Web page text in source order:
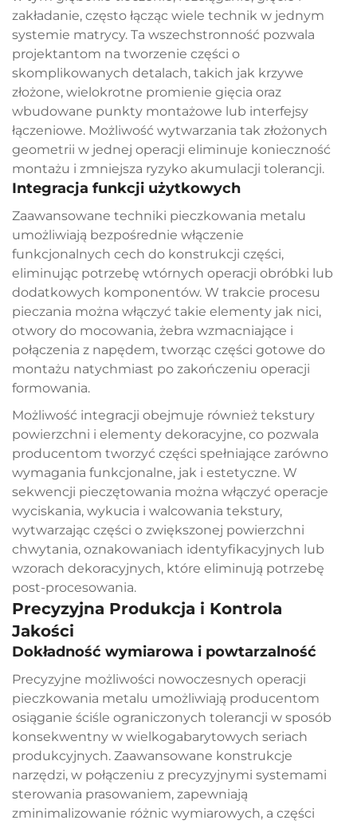
zakładanie, często łącząc wiele technik w jednym
systemie matrycy. Ta wszechstronność pozwala
projektantom na tworzenie części o
skomplikowanych detalach, takich jak krzywe
złożone, wielokrotne promienie gięcia oraz
wbudowane punkty montażowe lub interfejsy
łączeniowe. Możliwość wytwarzania tak złożonych
geometrii w jednej operacji eliminuje konieczność
montażu i zmniejsza ryzyko akumulacji tolerancji.
Integracja funkcji użytkowych
Zaawansowane techniki pieczkowania metalu
umożliwiają bezpośrednie włączenie
funkcjonalnych cech do konstrukcji części,
eliminując potrzebę wtórnych operacji obróbki lub
dodatkowych komponentów. W trakcie procesu
pieczania można włączyć takie elementy jak nici,
otwory do mocowania, żebra wzmacniające i
połączenia z napędem, tworząc części gotowe do
montażu natychmiast po zakończeniu operacji
formowania.
Możliwość integracji obejmuje również tekstury
powierzchni i elementy dekoracyjne, co pozwala
producentom tworzyć części spełniające zarówno
wymagania funkcjonalne, jak i estetyczne. W
sekwencji pieczętowania można włączyć operacje
wyciskania, wykucia i walcowania tekstury,
wytwarzając części o zwiększonej powierzchni
chwytania, oznakowaniach identyfikacyjnych lub
wzorach dekoracyjnych, które eliminują potrzebę
post-procesowania.
Precyzyjna Produkcja i Kontrola
Jakości
Dokładność wymiarowa i powtarzalność
Precyzyjne możliwości nowoczesnych operacji
pieczkowania metalu umożliwiają producentom
osiąganie ściśle ograniczonych tolerancji w sposób
konsekwentny w wielkogabarytowych seriach
produkcyjnych. Zaawansowane konstrukcje
narzędzi, w połączeniu z precyzyjnymi systemami
sterowania prasowaniem, zapewniają
zminimalizowanie różnic wymiarowych, a części